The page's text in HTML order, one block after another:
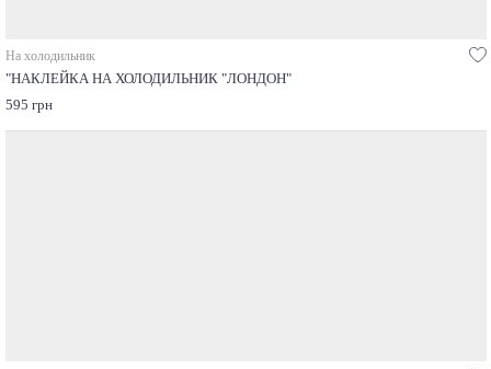
На холодильник
"НАКЛЕЙКА НА ХОЛОДИЛЬНИК "ЛОНДОН"
595 грн